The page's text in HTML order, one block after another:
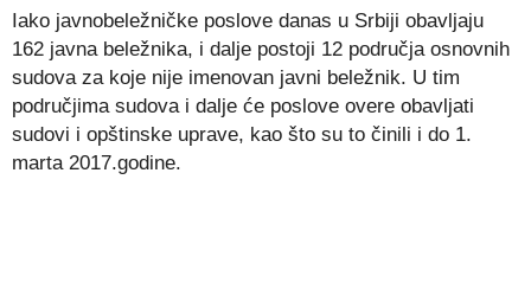
Iako javnobeležničke poslove danas u Srbiji obavljaju
162 javna beležnika, i dalje postoji 12 područja osnovnih
sudova za koje nije imenovan javni beležnik. U tim
područjima sudova i dalje će poslove overe obavljati
sudovi i opštinske uprave, kao što su to činili i do 1.
marta 2017.godine.